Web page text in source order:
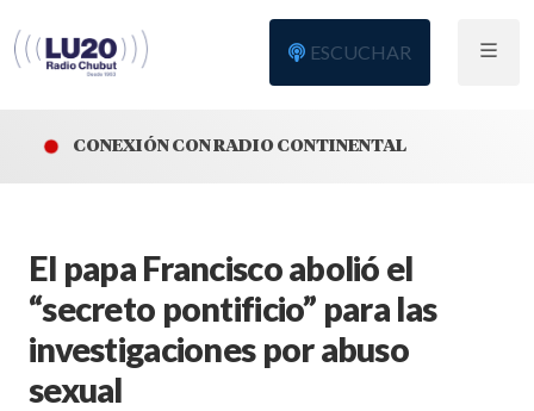
ESCUCHAR
CONEXIÓN CON RADIO CONTINENTAL
El papa Francisco abolió el
“secreto pontificio” para las
investigaciones por abuso
sexual